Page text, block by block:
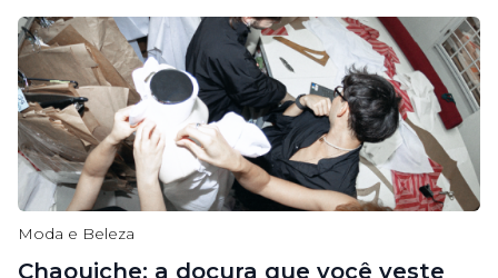
Moda e Beleza
Chaouiche: a doçura que você veste